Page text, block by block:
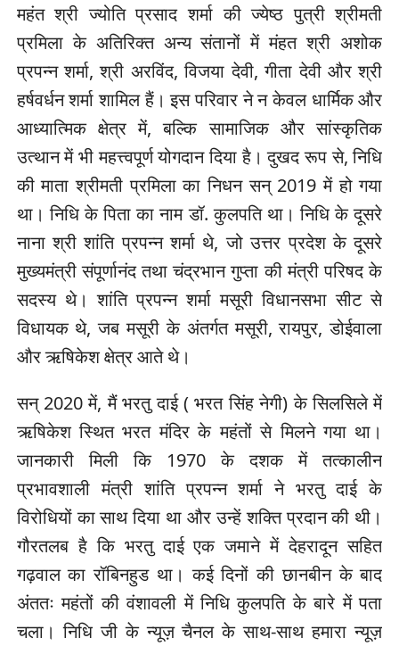
महंत श्री ज्योति प्रसाद शर्मा की ज्येष्ठ पुत्री श्रीमती
प्रमिला के अतिरिक्त अन्य संतानों में मंहत श्री अशोक
प्रपन्न शर्मा, श्री अरविंद, विजया देवी, गीता देवी और श्री
हर्षवर्धन शर्मा शामिल हैं। इस परिवार ने न केवल धार्मिक और
आध्यात्मिक क्षेत्र में, बल्कि सामाजिक और सांस्कृतिक
उत्थान में भी महत्त्वपूर्ण योगदान दिया है। दुखद रूप से, निधि
की माता श्रीमती प्रमिला का निधन सन् 2019 में हो गया
था। निधि के पिता का नाम डॉ. कुलपति था। निधि के दूसरे
नाना श्री शांति प्रपन्न शर्मा थे, जो उत्तर प्रदेश के दूसरे
मुख्यमंत्री संपूर्णानंद तथा चंद्रभान गुप्ता की मंत्री परिषद के
सदस्य थे। शांति प्रपन्न शर्मा मसूरी विधानसभा सीट से
विधायक थे, जब मसूरी के अंतर्गत मसूरी, रायपुर, डोईवाला
और ऋषिकेश क्षेत्र आते थे।
सन् 2020 में, मैं भरतु दाई ( भरत सिंह नेगी) के सिलसिले में
ऋषिकेश स्थित भरत मंदिर के महंतों से मिलने गया था।
जानकारी मिली कि 1970 के दशक में तत्कालीन
प्रभावशाली मंत्री शांति प्रपन्न शर्मा ने भरतु दाई के
विरोधियों का साथ दिया था और उन्हें शक्ति प्रदान की थी।
गौरतलब है कि भरतु दाई एक जमाने में देहरादून सहित
गढ़वाल का रॉबिनहुड था। कई दिनों की छानबीन के बाद
अंततः महंतों की वंशावली में निधि कुलपति के बारे में पता
चला। निधि जी के न्यूज़ चैनल के साथ-साथ हमारा न्यूज़